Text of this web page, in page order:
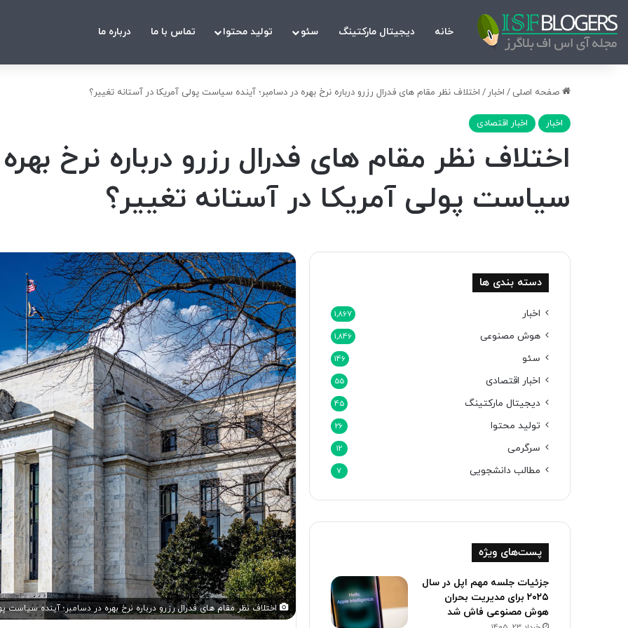
خانه دیجیتال مارکتینگ سئو تولید محتوا تماس با ما درباره ما
صفحه اصلی / اخبار / اختلاف نظر مقام های فدرال رزرو درباره نرخ بهره در دسامبر؛ آینده سیاست پولی آمریکا در آستانه تغییر؟
اخبار اخبار اقتصادی
اختلاف نظر مقام های فدرال رزرو درباره نرخ
سیاست پولی آمریکا در آستانه تغییر؟
اختلاف نظر مقام های فدرال رزرو درباره نرخ بهره در دسامبر؛ آینده سیاست
دسته بندی ها
اخبار 1,867
هوش مصنوعی 1,846
سئو 146
اخبار اقتصادی 55
دیجیتال مارکتینگ 45
تولید محتوا 26
سرگرمی 12
مطالب دانشجویی 7
پست‌های ویژه
جزئیات جلسه مهم اپل در سال
۲۰۲۵ برای مدیریت بحران
هوش مصنوعی فاش شد